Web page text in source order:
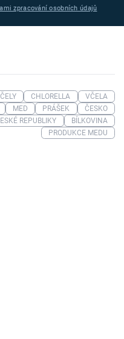
zpracování osobních údajů
CHLORELLA
VČELA
MED PRÁŠEK
ČESKO
REPUBLIKY
BÍLKOVINA
PRODUKCE MEDU